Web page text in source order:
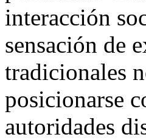
interacción
sensación de
tradicionales
posicionarse
autoridades